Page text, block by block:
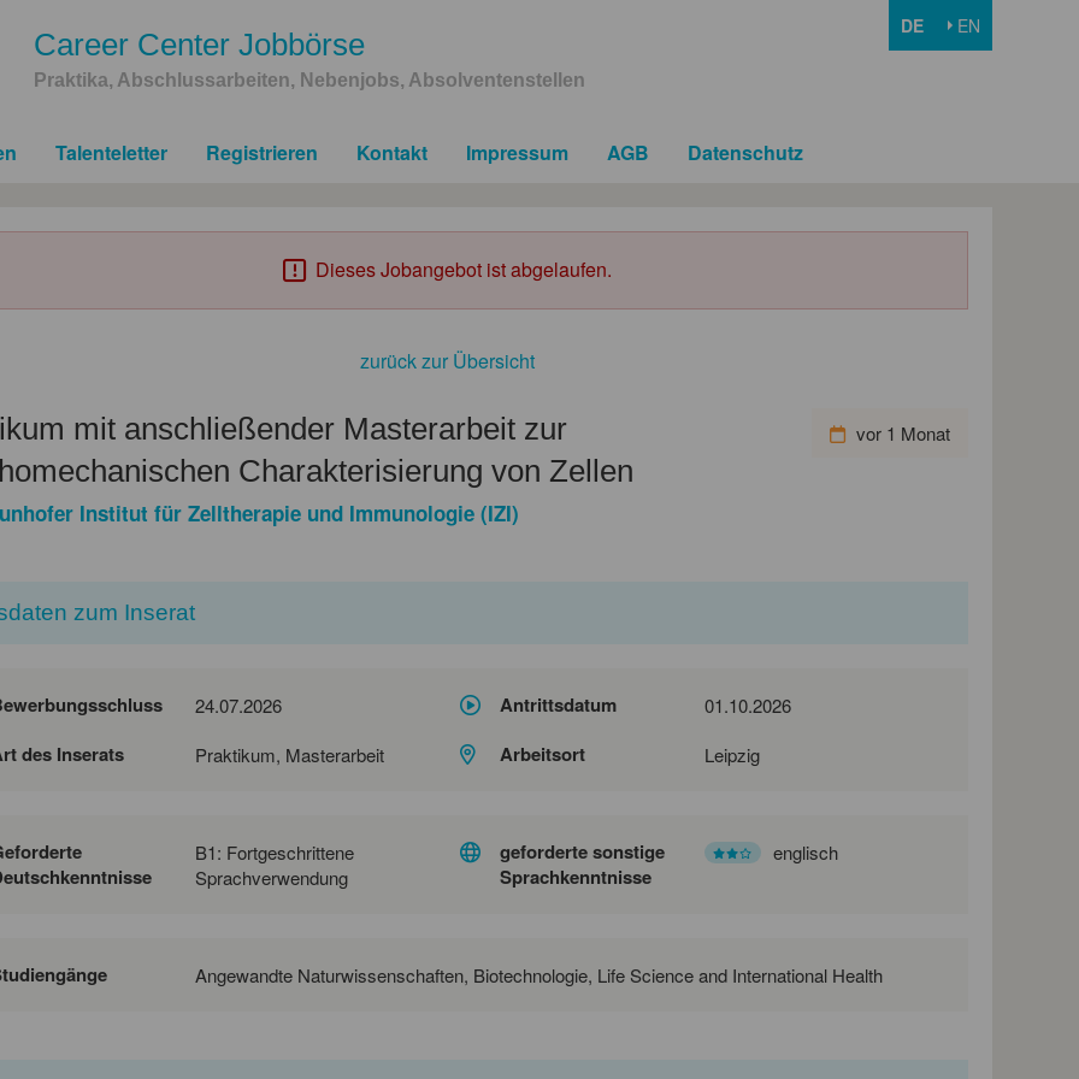
Career Center Jobbörse
Praktika, Abschlussarbeiten, Nebenjobs, Absolventenstellen
DE EN
Talenteletter Registrieren Kontakt Impressum AGB Datenschutz
Dieses Jobangebot ist abgelaufen.
zurück zur Übersicht
vor 1 Monat
mit anschließender Masterarbeit zur
Charakterisierung von Zellen
Institut für Zelltherapie und Immunologie (IZI)
zum Inserat
24.07.2026 Antrittsdatum 01.10.2026
des Inserats Praktikum, Masterarbeit Arbeitsort Leipzig
B1: Fortgeschrittene
Sprachverwendung
geforderte sonstige
Sprachkenntnisse
englisch
Angewandte Naturwissenschaften, Biotechnologie, Life Science and International Health